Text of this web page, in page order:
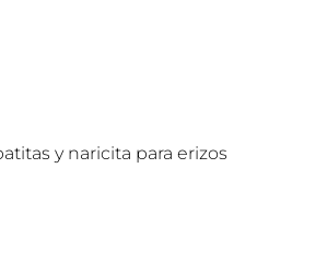
y naricita para erizos